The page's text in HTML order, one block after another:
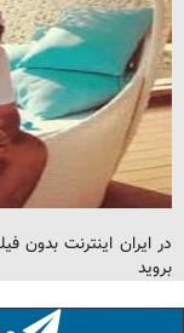
در ایران اینترنت بدون
بروید